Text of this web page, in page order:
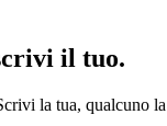
il tuo.
la tua, qualcuno la